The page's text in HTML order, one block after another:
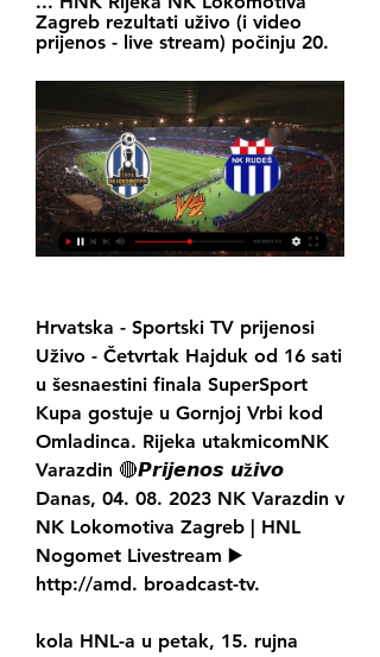
Zagreb rezultati uživo (i video
prijenos - live stream) počinju 20.
Hrvatska - Sportski TV prijenosi
Uživo - Četvrtak Hajduk od 16 sati
u šesnaestini finala SuperSport
Kupa gostuje u Gornjoj Vrbi kod
Omladinca. Rijeka utakmicomNK
Varazdin 🔴𝙋𝙧𝙞𝙟𝙚𝙣𝙤𝙨 𝙪ž𝙞𝙫𝙤
Danas, 04. 08. 2023 NK Varazdin v
NK Lokomotiva Zagreb | HNL
Nogomet Livestream ▶️
http://amd. broadcast-tv.
kola HNL-a u petak, 15. rujna